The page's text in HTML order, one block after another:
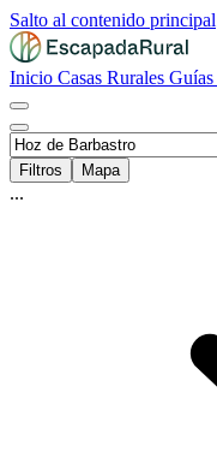
Salto al contenido principal
Inicio Casas Rurales Guías
Filtros
Mapa
...